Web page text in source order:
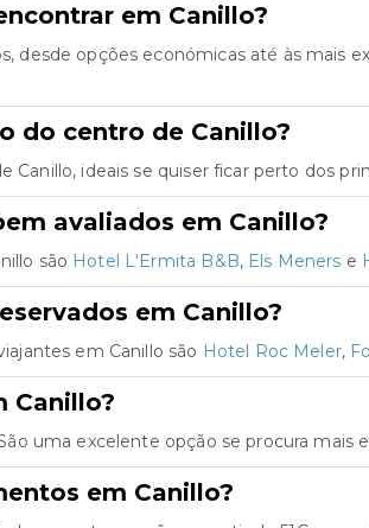
em Canillo?
desde opções económicas até às mais
do centro de Canillo?
ideais se quiser ficar perto dos
avaliados em Canillo?
são Hotel L'Ermita B&B, Els Meners e
em Canillo?
em Canillo são Hotel Roc Meler,
Canillo?
uma excelente opção se procura mais
em Canillo?